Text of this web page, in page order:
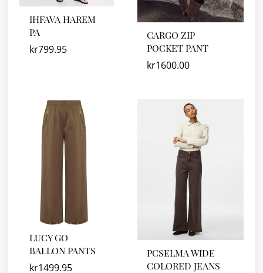
IHFAVA HAREM
PA
kr799.95
CARGO ZIP
POCKET PANT
kr1600.00
LUCY GO
BALLON PANTS
kr1499.95
PCSELMA WIDE
COLORED JEANS